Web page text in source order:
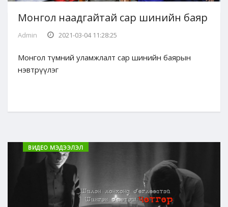
Монгол наадгайтай сар шинийн баяр
Admin 2021-03-04 11:28:25
Монгол түмний уламжлалт сар шинийн баярын
нэвтрүүлэг
ВИДЕО МЭДЭЭЛЭЛ